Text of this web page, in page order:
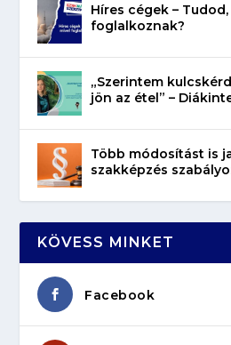
Híres cégek –
foglalkoznak?
„Szerintem
jön az étel” –
Több módosítást is
szakképzés
KÖVESS MINKET
Facebook